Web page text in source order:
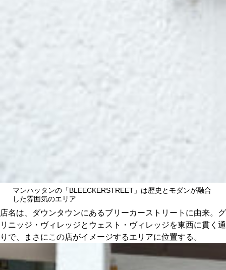
マンハッタンの「BLEECKERSTREET」は歴史とモダンが融合
した雰囲気のエリア
店名は、ダウンタウンにあるブリーカーストリートに由来。グ
リニッジ・ヴィレッジとウェスト・ヴィレッジを東西に貫く通
りで、まさにこの店がイメージするエリアに位置する。